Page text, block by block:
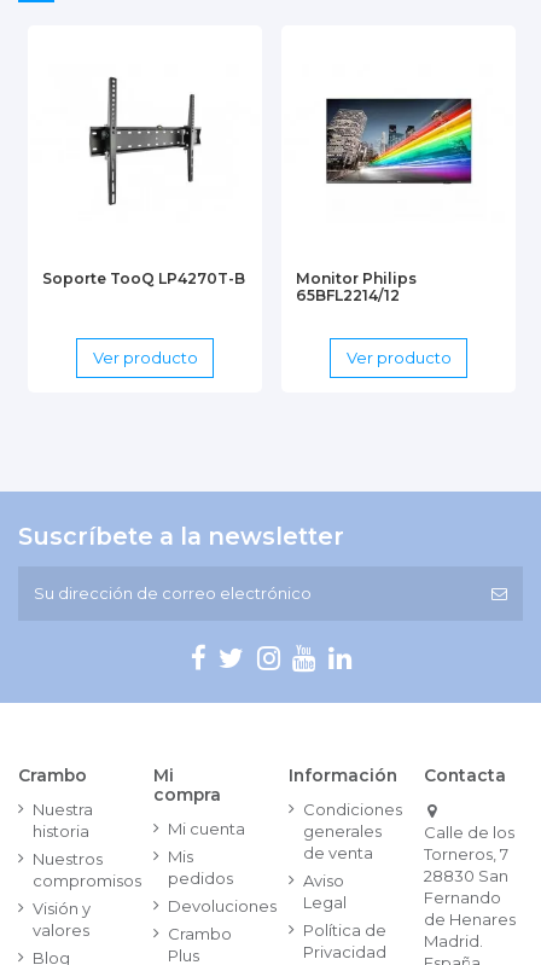
Soporte TooQ LP4270T-B
Ver producto
Monitor Philips
65BFL2214/12
Ver producto
Suscríbete a la newsletter
Crambo
Nuestra
historia
Nuestros
compromisos
Visión y
valores
Blog
Mi
compra
Mi cuenta
Mis
pedidos
Devoluciones
Crambo
Plus
Información
Condiciones
generales
de venta
Aviso
Legal
Política de
Privacidad
Contacta
Calle de los
Torneros, 7
28830 San
Fernando
de Henares
Madrid.